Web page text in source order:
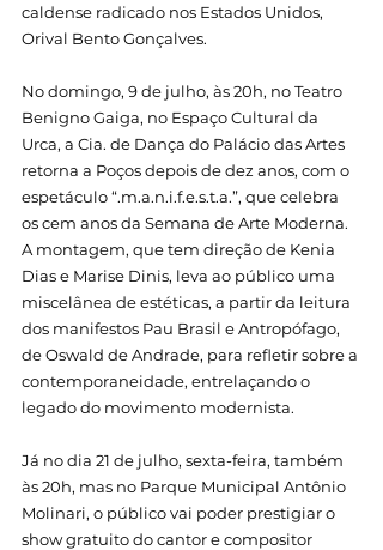
caldense radicado nos Estados Unidos,
Orival Bento Gonçalves.
No domingo, 9 de julho, às 20h, no Teatro
Benigno Gaiga, no Espaço Cultural da
Urca, a Cia. de Dança do Palácio das Artes
retorna a Poços depois de dez anos, com o
espetáculo “.m.a.n.i.f.e.s.t.a.”, que celebra
os cem anos da Semana de Arte Moderna.
A montagem, que tem direção de Kenia
Dias e Marise Dinis, leva ao público uma
miscelânea de estéticas, a partir da leitura
dos manifestos Pau Brasil e Antropófago,
de Oswald de Andrade, para refletir sobre a
contemporaneidade, entrelaçando o
legado do movimento modernista.
Já no dia 21 de julho, sexta-feira, também
às 20h, mas no Parque Municipal Antônio
Molinari, o público vai poder prestigiar o
show gratuito do cantor e compositor